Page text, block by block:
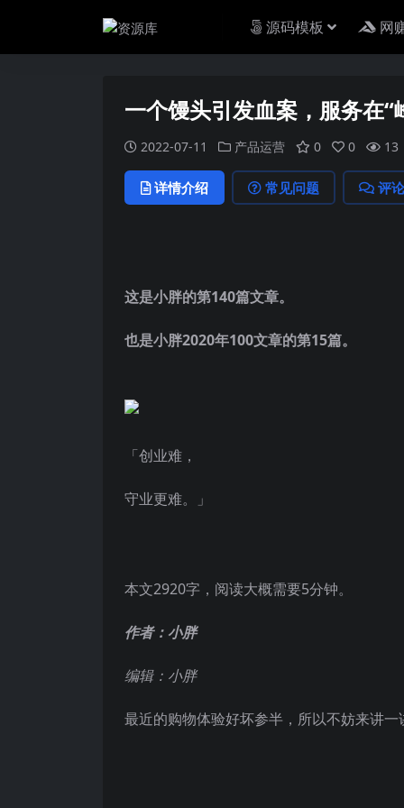
源码模板 网
一个馒头引发血案，服务在
2022-07-11 产品运营 0 0 13
详情介绍 常见问题 评
这是小胖的第140篇文章。
也是小胖2020年100文章的第15篇。
「创业难，
守业更难。」
本文2920字，阅读大概需要5分钟。
作者：小胖
编辑：小胖
最近的购物体验好坏参半，所以不妨来讲